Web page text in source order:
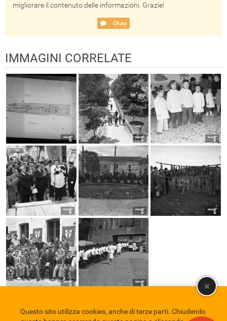
migliorare il contenuto delle informazioni. Grazie!
Okay
IMMAGINI CORRELATE
Questo sito utilizza cookies, anche di terze parti. Chiudendo